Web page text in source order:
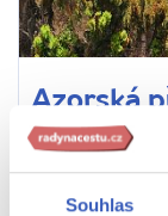
Souhlas
Azorská
TRADICE
Z PRAHY